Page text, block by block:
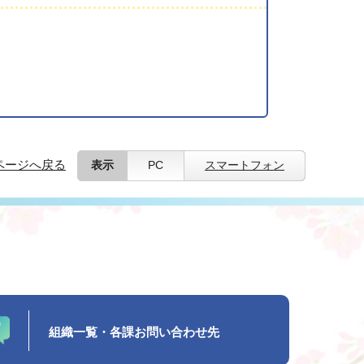
ージへ戻る 表示 PC スマートフォン
組織一覧・各課お問い合わせ先